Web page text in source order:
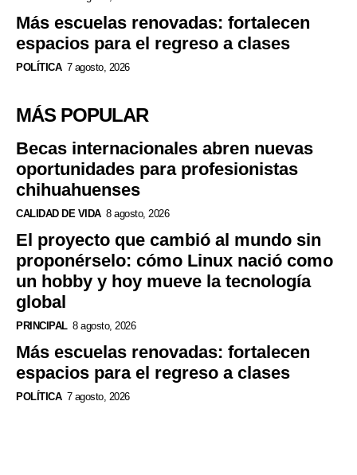
Más escuelas renovadas: fortalecen
espacios para el regreso a clases
POLÍTICA 7 agosto, 2026
MÁS POPULAR
Becas internacionales abren nuevas
oportunidades para profesionistas
chihuahuenses
CALIDAD DE VIDA 8 agosto, 2026
El proyecto que cambió al mundo sin
proponérselo: cómo Linux nació como
un hobby y hoy mueve la tecnología
global
PRINCIPAL 8 agosto, 2026
Más escuelas renovadas: fortalecen
espacios para el regreso a clases
POLÍTICA 7 agosto, 2026